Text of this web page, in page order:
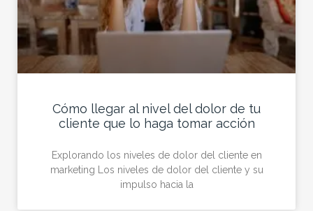
Cómo llegar al nivel del dolor de tu
cliente que lo haga tomar acción
Explorando los niveles de dolor del cliente en
marketing Los niveles de dolor del cliente y su
impulso hacia la